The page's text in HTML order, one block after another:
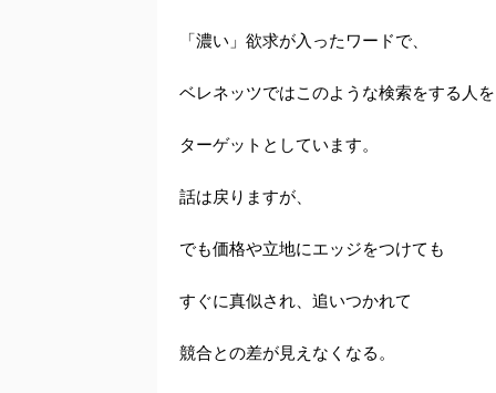
「濃い」欲求が入ったワードで、
ベレネッツではこのような検索をする人を
ターゲットとしています。
話は戻りますが、
でも価格や立地にエッジをつけても
すぐに真似され、追いつかれて
競合との差が見えなくなる。